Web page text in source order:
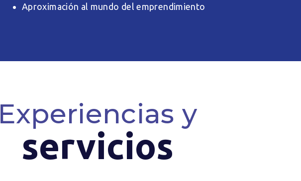
Aproximación al mundo del emprendimiento
Experiencias y
servicios